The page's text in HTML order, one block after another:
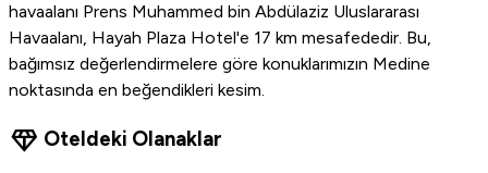
havaalanı Prens Muhammed bin Abdülaziz Uluslararası
Havaalanı, Hayah Plaza Hotel'e 17 km mesafededir. Bu,
bağımsız değerlendirmelere göre konuklarımızın Medine
noktasında en beğendikleri kesim.
diamond Oteldeki Olanaklar